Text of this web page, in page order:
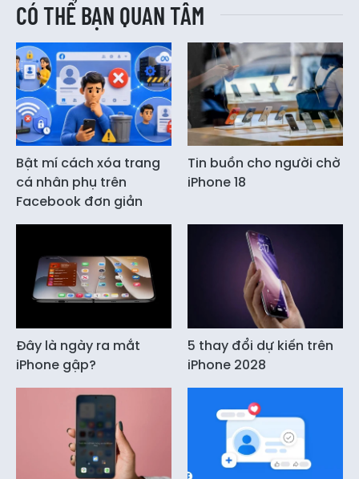
CÓ THỂ BẠN QUAN TÂM
Bật mí cách xóa trang
cá nhân phụ trên
Facebook đơn giản
Tin buồn cho người chờ
iPhone 18
Đây là ngày ra mắt
iPhone gập?
5 thay đổi dự kiến trên
iPhone 2028